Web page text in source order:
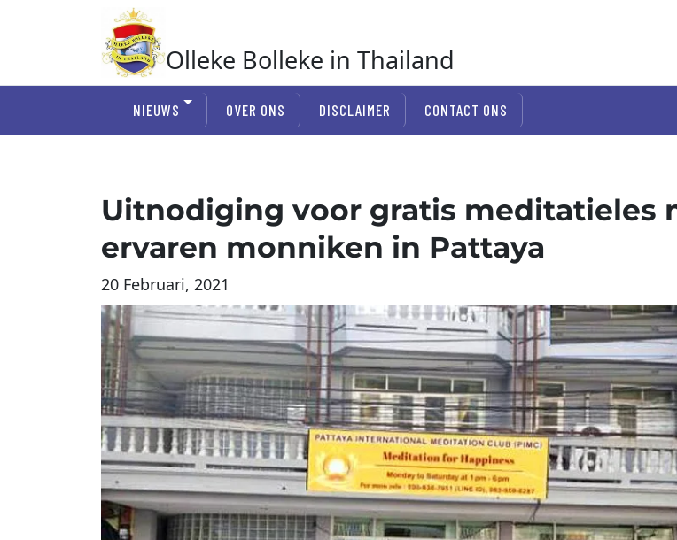
Olleke Bolleke in Thailand
NIEUWS OVER ONS DISCLAIMER CONTACT ONS
Uitnodiging voor gratis meditatieles
ervaren monniken in Pattaya
20 Februari, 2021